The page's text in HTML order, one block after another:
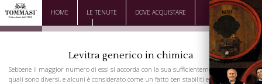
HOME LE TENUTE DOVE ACQUISTARE
DOWNLOAD CONTATTI
Levitra generico in chimica
Sebbene il maggior numero di essi si accorda con la sua sufficientemente, alcuni dei
quali sono diversi, e alcuni è considerato come un fatto ben stabiliti ed, che il fosforo